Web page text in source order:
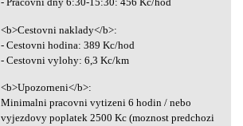
<b>Cestovni naklady</b>:
- Cestovni hodina: 389 Kc/hod
- Cestovni vylohy: 6,3 Kc/km
<b>Upozorneni</b>:
Minimalni pracovni vytizeni 6 hodin / nebo
vyjezdovy poplatek 2500 Kc (moznost predchozi